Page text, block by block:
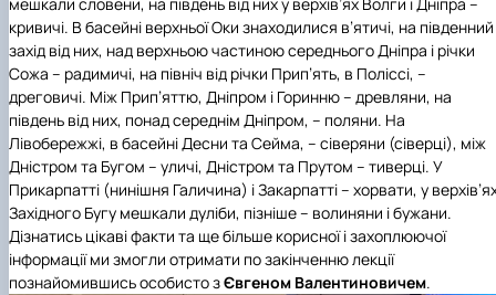
мешкали словени, на південь від них у верхів’ях Волги і Дніпра –
кривичі. В басейні верхньої Оки знаходилися в’ятичі, на південний
захід від них, над верхньою частиною середнього Дніпра і річки
Сожа – радимичі, на північ від річки Прип’ять, в Поліссі, –
дреговичі. Між Прип’яттю, Дніпром і Горинню – древляни, на
південь від них, понад середнім Дніпром, – поляни. На
Лівобережжі, в басейні Десни та Сейма, – сіверяни (сіверці), між
Дністром та Бугом – уличі, Дністром та Прутом – тиверці. У
Прикарпатті (нинішня Галичина) і Закарпатті – хорвати, у
Західного Бугу мешкали дуліби, пізніше – волиняни і бужани.
Дізнатись цікаві факти та ще більше корисної і захоплюючої
інформації ми змогли отримати по закінченню лекції
познайомившись особисто зЄвгеном Валентиновичем.